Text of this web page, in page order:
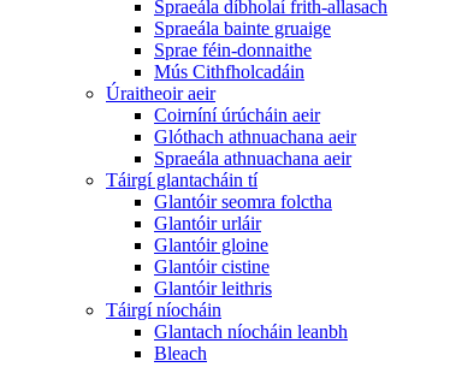
Spraeála díbholaí frith-allasach
Spraeála bainte gruaige
Sprae féin-donnaithe
Mús Cithfholcadáin
Úraitheoir aeir
Coirníní úrúcháin aeir
Glóthach athnuachana aeir
Spraeála athnuachana aeir
Táirgí glantacháin tí
Glantóir seomra folctha
Glantóir urláir
Glantóir gloine
Glantóir cistine
Glantóir leithris
Táirgí níocháin
Glantach níocháin leanbh
Bleach